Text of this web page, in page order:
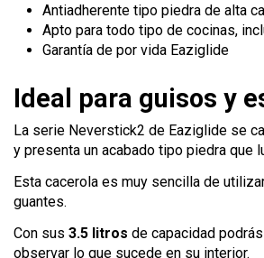
Antiadherente tipo piedra de alta
Apto para todo tipo de cocinas,
Garantía de por vida Eaziglide
Ideal para guisos y
La serie Neverstick2 de Eaziglide se
y presenta un acabado tipo piedra que
Esta cacerola es muy sencilla de
guantes.
Con sus 3.5 litros de capacidad
observar lo que sucede en su interior.